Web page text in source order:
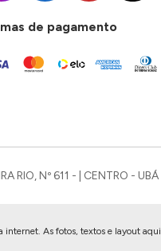
de pagamento
RIO, Nº 611 - | CENTRO -
internet. As fotos, textos e layout